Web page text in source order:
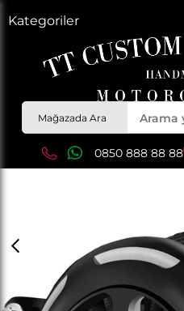
Mağazada Ara
Kategoriler
0850 888 88 88